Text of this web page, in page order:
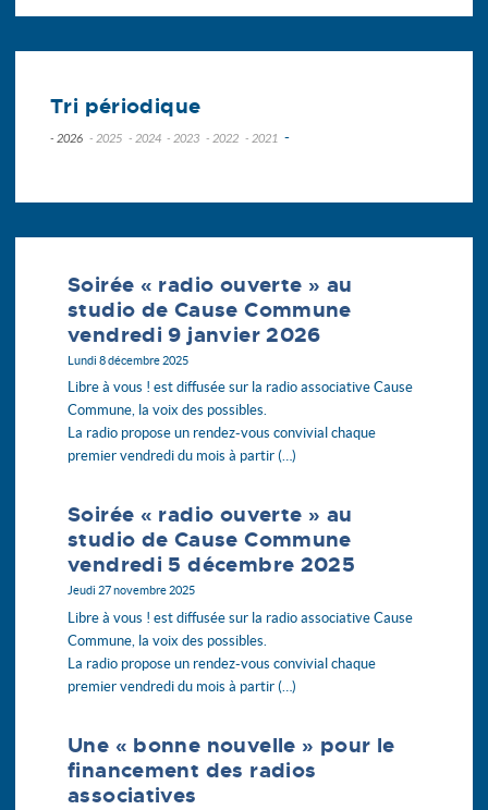
Tri périodique
- 2026
mai
février
janvier
- 2025
octobre
juillet
juin
mai
avril
mars
février
janvier
- 2024
octobre
juin
mai
avril
mars
février
janvier
- 2023
septembre
mai
avril
mars
- 2022
septembre
- 2021 -
Soirée « radio ouverte » au
studio de Cause Commune
vendredi 9 janvier 2026
Lundi 8 décembre 2025
Libre à vous ! est diffusée sur la radio associative Cause
Commune, la voix des possibles.
La radio propose un rendez-vous convivial chaque
premier vendredi du mois à partir (…)
Soirée « radio ouverte » au
studio de Cause Commune
vendredi 5 décembre 2025
Jeudi 27 novembre 2025
Libre à vous ! est diffusée sur la radio associative Cause
Commune, la voix des possibles.
La radio propose un rendez-vous convivial chaque
premier vendredi du mois à partir (…)
Une « bonne nouvelle » pour le
financement des radios
associatives